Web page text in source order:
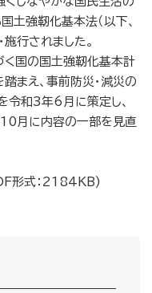
土強靭化基本法（以下、
施行されました。
く国の国土強靭化基本計
まえ、事前防災・減災の
令和3年6月に策定し、
月に内容の一部を見直
形式：2184KB)